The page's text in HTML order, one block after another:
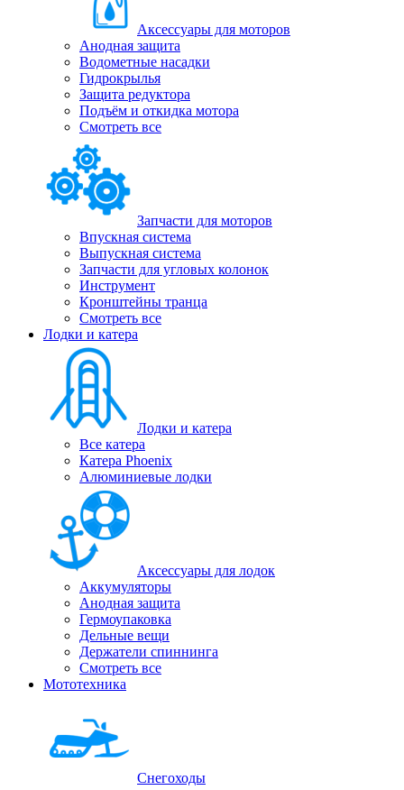
Аксессуары для моторов
Анодная защита
Водометные насадки
Гидрокрылья
Защита редуктора
Подъём и откидка мотора
Смотреть все
Запчасти для моторов
Впускная система
Выпускная система
Запчасти для угловых колонок
Инструмент
Кронштейны транца
Смотреть все
Лодки и катера
Лодки и катера
Все катера
Катера Phoenix
Алюминиевые лодки
Аксессуары для лодок
Аккумуляторы
Анодная защита
Гермоупаковка
Дельные вещи
Держатели спиннинга
Смотреть все
Мототехника
Снегоходы